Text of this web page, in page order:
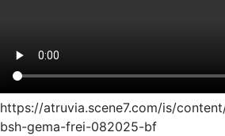
https://atruvia.scene7.com/is/
bsh-gema-frei-082025-bf